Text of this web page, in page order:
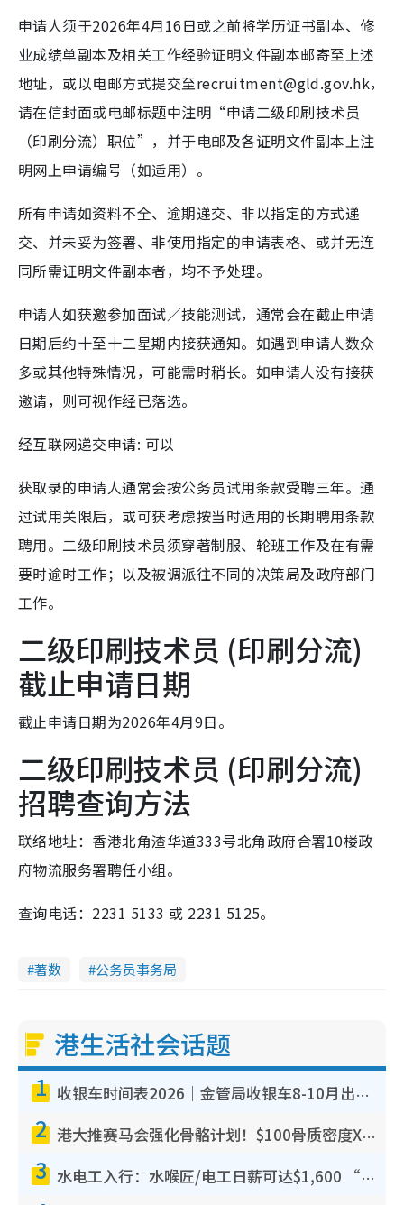
申请人须于2026年4月16日或之前将学历证书副本、修
业成绩单副本及相关工作经验证明文件副本邮寄至上述
地址，或以电邮方式提交至recruitment@gld.gov.hk，
请在信封面或电邮标题中注明“申请二级印刷技术员
（印刷分流）职位”，并于电邮及各证明文件副本上注
明网上申请编号（如适用）。
所有申请如资料不全、逾期递交、非以指定的方式递
交、并未妥为签署、非使用指定的申请表格、或并无连
同所需证明文件副本者，均不予处理。
申请人如获邀参加面试／技能测试，通常会在截止申请
日期后约十至十二星期内接获通知。如遇到申请人数众
多或其他特殊情况，可能需时稍长。如申请人没有接获
邀请，则可视作经已落选。
经互联网递交申请: 可以
获取录的申请人通常会按公务员试用条款受聘三年。通
过试用关限后，或可获考虑按当时适用的长期聘用条款
聘用。二级印刷技术员须穿著制服、轮班工作及在有需
要时逾时工作；以及被调派往不同的决策局及政府部门
工作。
二级印刷技术员 (印刷分流)
截止申请日期
截止申请日期为2026年4月9日。
二级印刷技术员 (印刷分流)
招聘查询方法
联络地址：香港北角渣华道333号北角政府合署10楼政
府物流服务署聘任小组。
查询电话：2231 5133 或 2231 5125。
著数 公务员事务局
港生活社会话题
1 收银车时间表2026｜金管局收银车8-10月出没地点+时间！无需手续费！硬币免费转现钞或增值至八达通
2 港大推赛马会强化骨骼计划！$100骨质密度X光检查 完成免费运动训练送超市礼券！附参加资格
3 水电工入行：水喉匠/电工日薪可达$1,600 “铁饭碗”职业难被AI取代！附薪酬参考+入行考牌路径